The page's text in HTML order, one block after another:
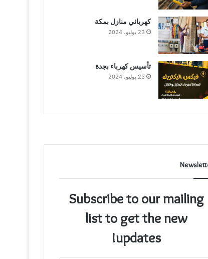
كهربائي منازل بمكة
23 يوليو، 2024
تأسيس كهرباء بجدة
23 يوليو، 2024
Subscribe to our mailing
list to get the new
updates!